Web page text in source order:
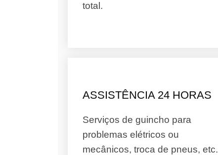
total.
ASSISTÊNCIA 24 HORAS
Serviços de guincho para
problemas elétricos ou
mecânicos, troca de pneus, etc.